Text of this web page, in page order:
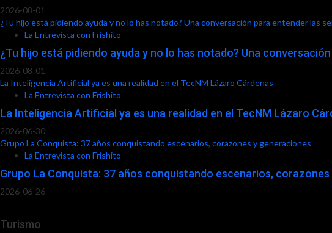
2026-08-01
¿Tu hijo está pidiendo ayuda y no lo has notado? Una conversación para entender las
La Entrevista con Frishito
¿Tu hijo está pidiendo ayuda y no lo has notado? Una
2026-08-01
La Inteligencia Artificial ya es una realidad en el TecNM Lázaro Cárdenas
La Entrevista con Frishito
La Inteligencia Artificial ya es una realidad en el TecNM Lázaro
2026-06-30
Grupo La Conquista: 37 años conquistando escenarios, corazones y generaciones
La Entrevista con Frishito
Grupo La Conquista: 37 años conquistando escenarios,
2026-06-26
Turismo